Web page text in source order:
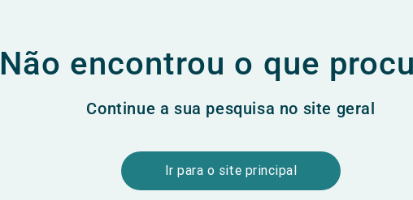
Não encontrou o que
Continue a sua pesquisa no site geral
Ir para o site principal